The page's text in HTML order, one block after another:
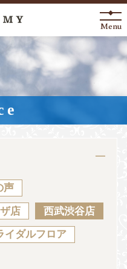
Ring
Menu
声
店 西武渋谷店
ダルフロア